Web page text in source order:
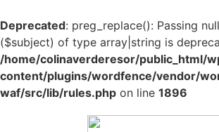
Deprecated: preg_replace(): Passing
($subject) of type array|string is
/home/colinaverderesor/public_html/
content/plugins/wordfence/vendor/
waf/src/lib/rules.php on line 1896